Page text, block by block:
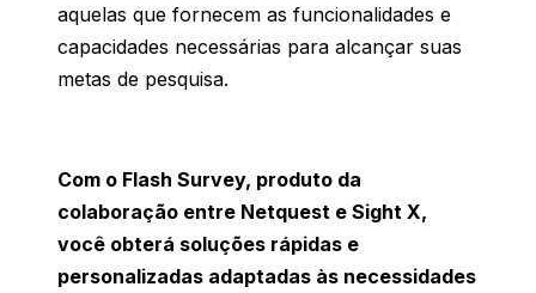
aquelas que fornecem as funcionalidades e
capacidades necessárias para alcançar suas
metas de pesquisa.
Com o Flash Survey, produto da
colaboração entre Netquest e Sight X,
você obterá soluções rápidas e
personalizadas adaptadas às necessidades